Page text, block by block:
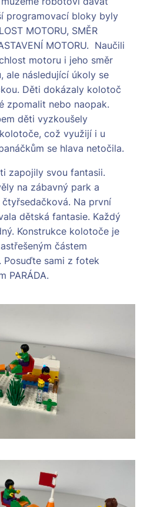
programovací bloky byly
MOTORU, SMĚR
MOTORU. Naučili
motoru i jeho směr
ale následující úkoly se
Děti dokázaly kolotoč
zpomalit nebo naopak.
děti vyzkoušely
což využijí i u
se hlava netočila.
zapojily svou fantasii.
na zábavný park a
Na první
dětská fantasie. Každý
Konstrukce kolotoče je
částem
Posuďte sami z fotek
PARÁDA.